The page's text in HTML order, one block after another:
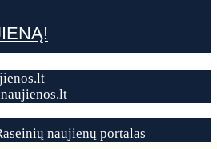
naujienų portalas